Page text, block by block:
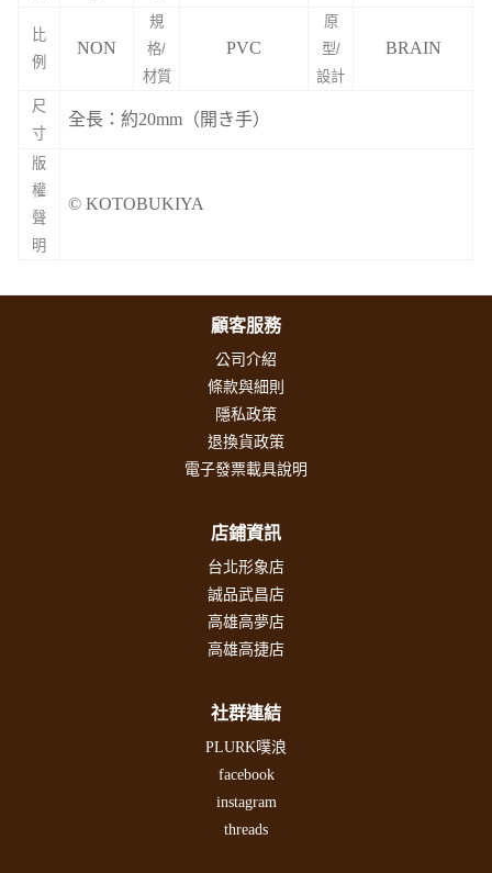
比
例
NON
規
格/
材質
PVC
原
型/
設計
BRAIN
尺
寸
全長：約20mm（開き手）
版
權
聲
明
© KOTOBUKIYA
顧客服務
公司介紹
條款與細則
隱私政策
退換貨政策
電子發票載具說明
店鋪資訊
台北形象店
誠品武昌店
高雄高夢店
高雄高捷店
社群連結
PLURK噗浪
facebook
instagram
threads